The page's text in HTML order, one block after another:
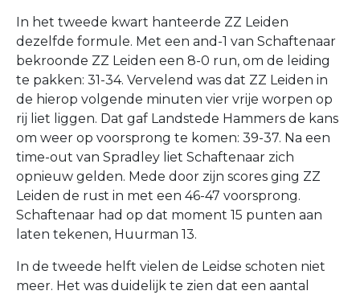
In het tweede kwart hanteerde ZZ Leiden
dezelfde formule. Met een and-1 van Schaftenaar
bekroonde ZZ Leiden een 8-0 run, om de leiding
te pakken: 31-34. Vervelend was dat ZZ Leiden in
de hierop volgende minuten vier vrije worpen op
rij liet liggen. Dat gaf Landstede Hammers de kans
om weer op voorsprong te komen: 39-37. Na een
time-out van Spradley liet Schaftenaar zich
opnieuw gelden. Mede door zijn scores ging ZZ
Leiden de rust in met een 46-47 voorsprong.
Schaftenaar had op dat moment 15 punten aan
laten tekenen, Huurman 13.
In de tweede helft vielen de Leidse schoten niet
meer. Het was duidelijk te zien dat een aantal